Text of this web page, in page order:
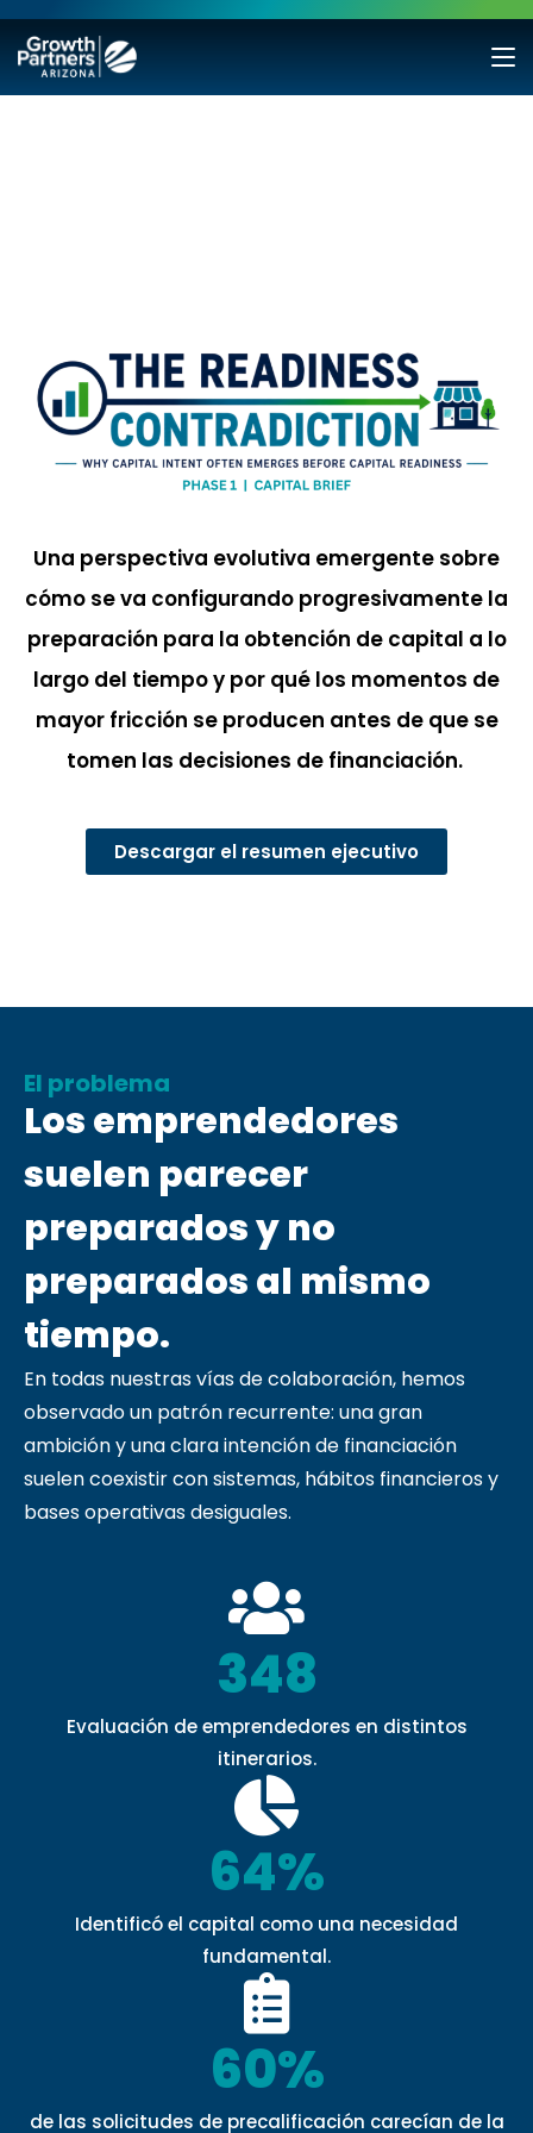
Una perspectiva evolutiva emergente sobre
cómo se va configurando progresivamente la
preparación para la obtención de capital a lo
largo del tiempo y por qué los momentos de
mayor fricción se producen antes de que se
tomen las decisiones de financiación.
Descargar el resumen ejecutivo
El problema
Los emprendedores
suelen parecer
preparados y no
preparados al mismo
tiempo.
En todas nuestras vías de colaboración, hemos
observado un patrón recurrente: una gran
ambición y una clara intención de financiación
suelen coexistir con sistemas, hábitos financieros y
bases operativas desiguales.
348
Evaluación de emprendedores en distintos
itinerarios.
64%
Identificó el capital como una necesidad
fundamental.
60%
de las solicitudes de precalificación carecían de la